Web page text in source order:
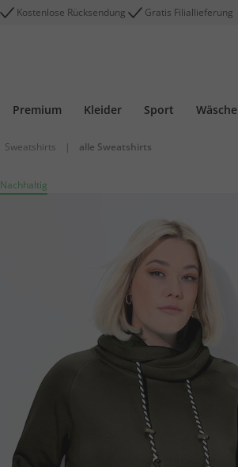
Kostenlose Rücksendung Gratis Filiallieferung
Premium Kleider Sport Wäsche
Sweatshirts | alle Sweatshirts
Nachhaltig